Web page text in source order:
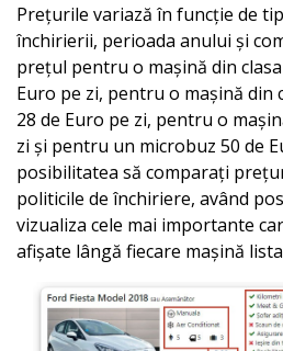
Prețurile variază în funcție de
închirierii, perioada anului și
prețul pentru o mașină din
Euro pe zi, pentru o mașină din
28 de Euro pe zi, pentru o
zi și pentru un microbuz 50 de
posibilitatea să comparați
politicile de închiriere, având
vizualiza cele mai importante
afișate lângă fiecare mașină